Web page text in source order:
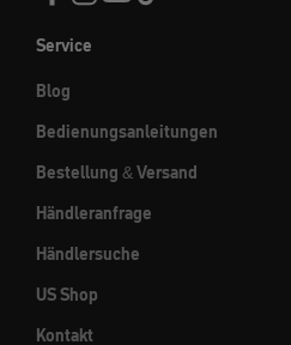
Service
Blog
Bedienungsanleitungen
Bestellung & Versand
Händleranfrage
Händlersuche
US Shop
Kontakt